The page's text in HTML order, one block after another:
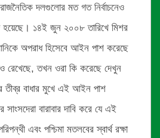
রাজনৈতিক দলগুলোর মত গত নির্বাচনেও
হয়েছে। ১৪ই জুন ২০০৮ তারিখে মিশর
অপরাধ হিসেবে আইন পাশ করেছে
রেখেছে, তখন ওরা কি করেছে দেখুন
তীব্র বাধার মুখে এই আইন পাশ
বারাবার দাবি করে যে এই
এবং পশ্চিমা মতলবের স্বার্থ রক্ষা